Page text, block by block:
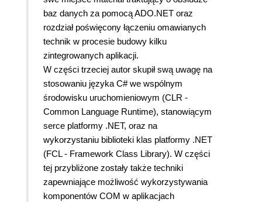
baz danych za pomocą ADO.NET oraz
rozdział poświęcony łączeniu omawianych
technik w procesie budowy kilku
zintegrowanych aplikacji.
W części trzeciej autor skupił swą uwagę na
stosowaniu języka C# we wspólnym
środowisku uruchomieniowym (CLR -
Common Language Runtime), stanowiącym
serce platformy .NET, oraz na
wykorzystaniu biblioteki klas platformy .NET
(FCL - Framework Class Library). W części
tej przybliżone zostały także techniki
zapewniające możliwość wykorzystywania
komponentów COM w aplikacjach